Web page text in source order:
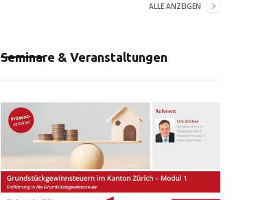
ALLE ANZEIGEN
Seminare & Veranstaltungen